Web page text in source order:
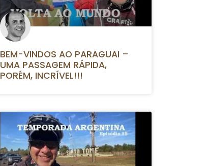
BEM-VINDOS AO PARAGUAI –
UMA PASSAGEM RÁPIDA,
PORÉM, INCRÍVEL!!!